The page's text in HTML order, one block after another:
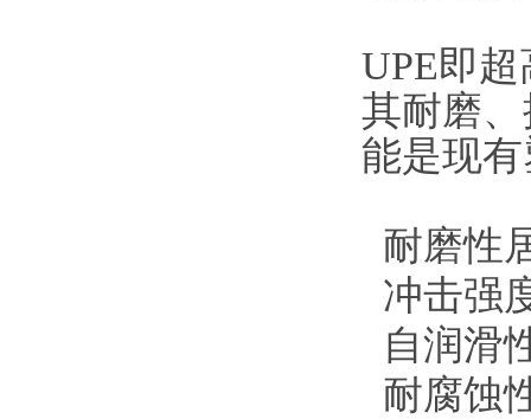
UPE即
其耐磨
能是现
耐磨性
冲击强
自润滑
耐腐蚀